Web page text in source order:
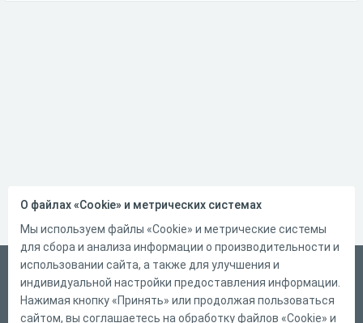
Русский
Справка
О файлах «Cookie» и метрических системах
Мы используем файлы «Cookie» и метрические системы
для сбора и анализа информации о производительности и
использовании сайта, а также для улучшения и
индивидуальной настройки предоставления информации.
Нажимая кнопку «Принять» или продолжая пользоваться
сайтом, вы соглашаетесь на обработку файлов «Cookie» и